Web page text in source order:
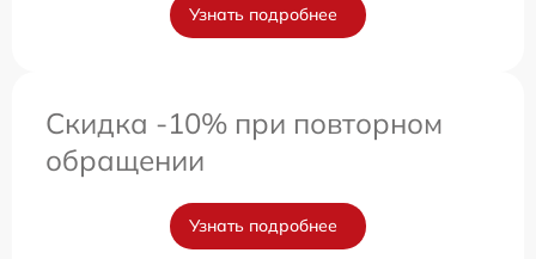
Узнать подробнее
Скидка -10% при повторном
обращении
Узнать подробнее